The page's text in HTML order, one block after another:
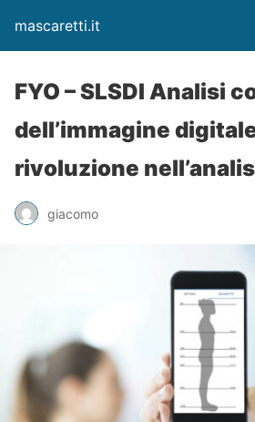
mascaretti.it
FYO – SLSDI Analisi
dell’immagine
rivoluzione
giacomo